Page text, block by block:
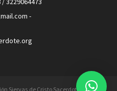
/ 3229064473
-
Siervas de Cristo Sacerdote. Todos